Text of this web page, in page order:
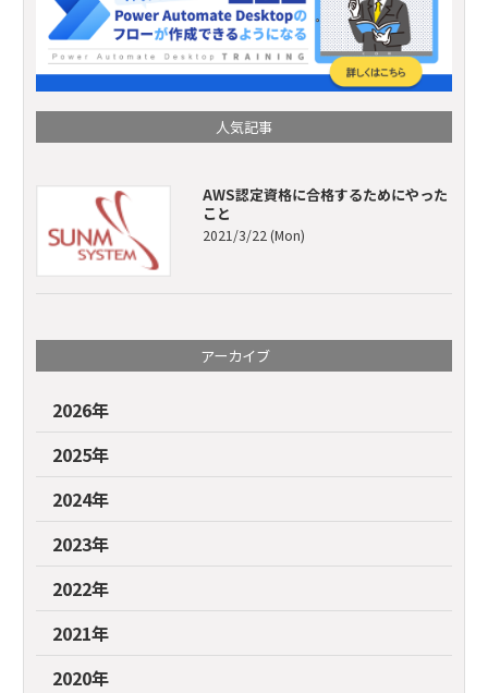
人気記事
AWS認定資格に合格するためにやった
こと
2021/3/22 (Mon)
アーカイブ
2026年
2025年
2024年
2023年
2022年
2021年
2020年